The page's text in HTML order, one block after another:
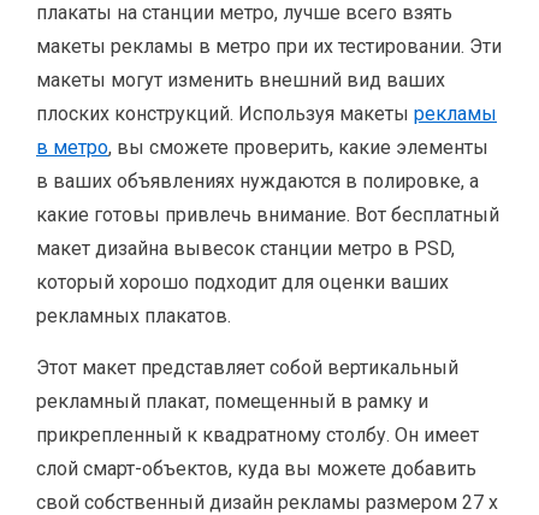
плакаты на станции метро, ​​лучше всего взять
макеты рекламы в метро при их тестировании. Эти
макеты могут изменить внешний вид ваших
плоских конструкций. Используя макеты рекламы
в метро, ​​вы сможете проверить, какие элементы
в ваших объявлениях нуждаются в полировке, а
какие готовы привлечь внимание. Вот бесплатный
макет дизайна вывесок станции метро в PSD,
который хорошо подходит для оценки ваших
рекламных плакатов.
Этот макет представляет собой вертикальный
рекламный плакат, помещенный в рамку и
прикрепленный к квадратному столбу. Он имеет
слой смарт-объектов, куда вы можете добавить
свой собственный дизайн рекламы размером 27 х